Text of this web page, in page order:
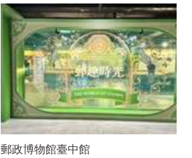
郵政博物館臺中館